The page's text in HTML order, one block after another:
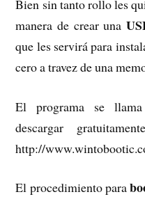
Bien sin tanto rollo les
manera de crear una
que les servirá para
cero a travez de una
El programa se llama
descargar
http://
El procedimiento para